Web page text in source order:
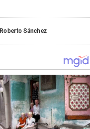
Roberto Sánchez